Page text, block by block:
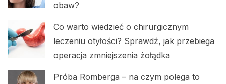
obaw?
Co warto wiedzieć o chirurgicznym
leczeniu otyłości? Sprawdź, jak przebiega
operacja zmniejszenia żołądka
Próba Romberga – na czym polega to